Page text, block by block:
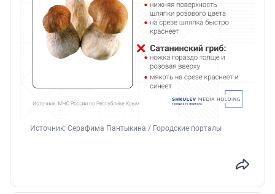
Источник: Серафима Пантыкина / Городские порталы